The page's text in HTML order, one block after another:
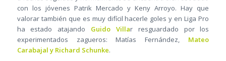
con los jóvenes Patrik Mercado y Keny Arroyo. Hay que
valorar también que es muy difícil hacerle goles y en Liga Pro
ha estado atajando Guido Villar resguardado por los
experimentados zagueros: Matías Fernández, Mateo
Carabajal y Richard Schunke.